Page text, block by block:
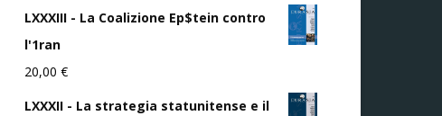
LXXXIII - La Coalizione Ep$tein contro
l'1ran
20,00 €
LXXXII - La strategia statunitense e il